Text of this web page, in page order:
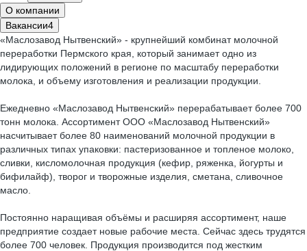
О компании
Вакансии4
«Маслозавод Нытвенский» - крупнейший комбинат молочной
переработки Пермского края, который занимает одно из
лидирующих положений в регионе по масштабу переработки
молока, и объему изготовления и реализации продукции.
Ежедневно «Маслозавод Нытвенский» перерабатывает более 700
тонн молока. Ассортимент ООО «Маслозавод Нытвенский»
насчитывает более 80 наименований молочной продукции в
различных типах упаковки: пастеризованное и топленое молоко,
сливки, кисломолочная продукция (кефир, ряженка, йогурты и
бифилайф), творог и творожные изделия, сметана, сливочное
масло.
Постоянно наращивая объёмы и расширяя ассортимент, наше
предприятие создает новые рабочие места. Сейчас здесь трудятся
более 700 человек. Продукция производится под жестким